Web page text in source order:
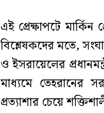
এই প্রেক্ষাপটে
বিশ্লেষকদের মতে,
ও ইসরায়েলের
মাধ্যমে তেহরানের
প্রত্যাশার চেয়ে